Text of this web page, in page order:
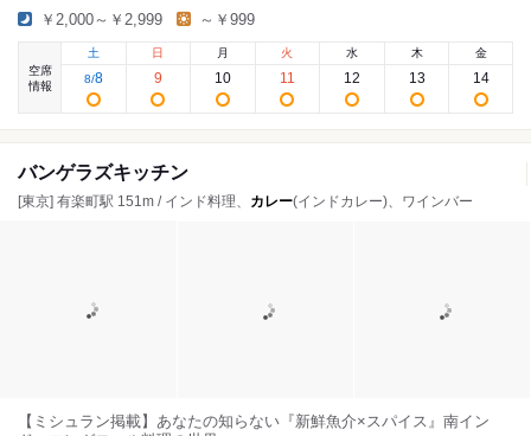
￥2,000～￥2,999 ～￥999
空席
情報
土
8/8
日
9
月
10
火
11
水
12
木
13
金
14
バンゲラズキッチン
[東京] 有楽町駅 151m / インド料理、 カレー(インドカレー)、ワインバー
【ミシュラン掲載】あなたの知らない『新鮮魚介×スパイス』南イン